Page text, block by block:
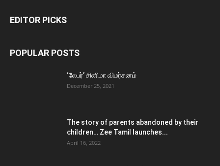
EDITOR PICKS
POPULAR POSTS
‘லேபர்’ சினிமா விமர்சனம்
December 25, 2021
The story of parents abandoned by their
children… Zee Tamil launches...
April 16, 2022